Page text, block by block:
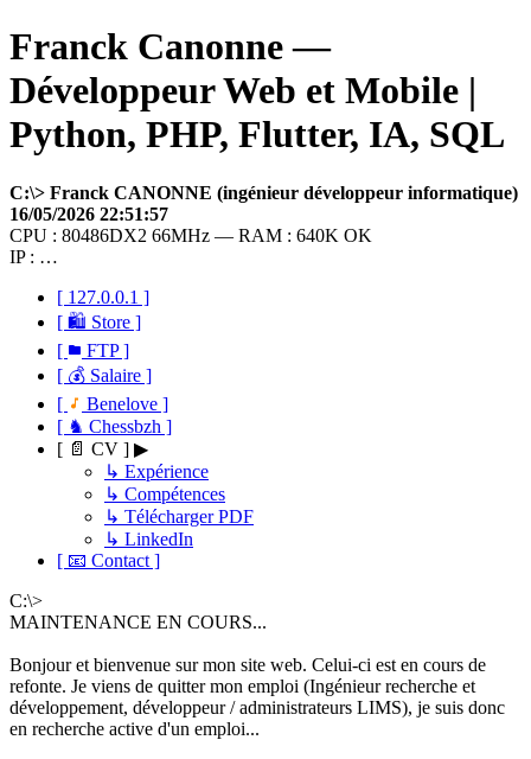
Franck Canonne —
Développeur Web et Mobile |
Python, PHP, Flutter, IA, SQL
C:\> Franck CANONNE (ingénieur développeur informatique)
16/05/2026 22:51:57
CPU : 80486DX2 66MHz — RAM : 640K OK
IP : …
[ 127.0.0.1 ]
[ 🛍 Store ]
[
FTP ]
[ 💰 Salaire ]
[
Benelove ]
[ ♞ Chessbzh ]
[ 📄 CV ] ▶
↳ Expérience
↳ Compétences
↳ Télécharger PDF
↳ LinkedIn
[ 📧 Contact ]
C:\>
MAINTENANCE EN COURS...
Bonjour et bienvenue sur mon site web. Celui-ci est en cours de
refonte. Je viens de quitter mon emploi (Ingénieur recherche et
développement, développeur / administrateurs LIMS), je suis donc
en recherche active d'un emploi...